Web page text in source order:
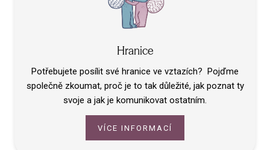
Hranice
Potřebujete posílit své hranice ve vztazích? Pojďme
společně zkoumat, proč je to tak důležité, jak poznat ty
svoje a jak je komunikovat ostatním.
VÍCE INFORMACÍ